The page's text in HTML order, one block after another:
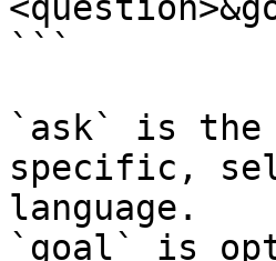
```
`ask` is the
specific,
language.
`goal` is